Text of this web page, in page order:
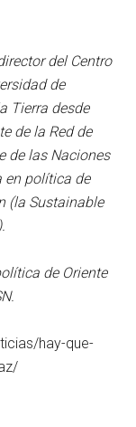
del Centro
de
Tierra desde
de la Red de
de las Naciones
en política de
(la Sustainable
de Oriente
hay-que-